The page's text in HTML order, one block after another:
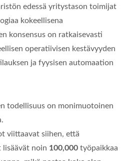
edessä yritystason toimijat
kokeellisena
konsensus on ratkaisevasti
operatiivisen kestävyyden
ja fyysisen automaation
todellisuus on monimuotoinen
viittaavat siihen, että
lisäävät noin 100,000 työpaikkaa